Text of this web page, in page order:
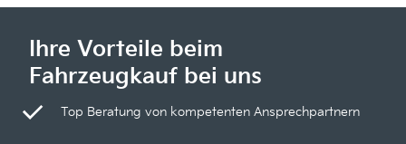
Ihre Vorteile beim
Fahrzeugkauf bei uns
Top Beratung von kompetenten Ansprechpartnern